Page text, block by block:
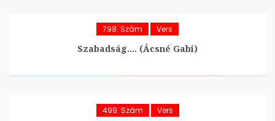
798. Szám Vers
Szabadság…. (Ácsné Gabi)
499. Szám Vers